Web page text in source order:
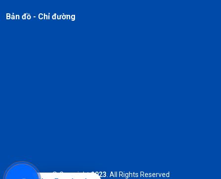
Bản đồ - Chỉ đường
© Copyright2023 . All Rights Reserved